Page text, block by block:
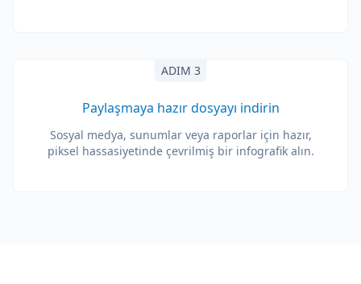
ADIM 3
Paylaşmaya hazır dosyayı indirin
Sosyal medya, sunumlar veya raporlar için hazır,
piksel hassasiyetinde çevrilmiş bir infografik alın.